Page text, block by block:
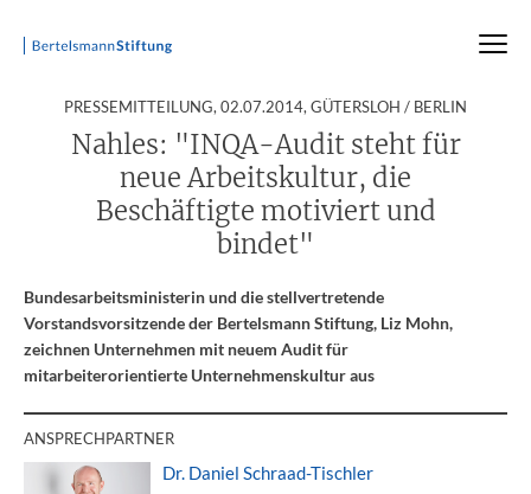
StartseitePressemitteilungen Pressemitteilung
PRESSEMITTEILUNG, 02.07.2014, GÜTERSLOH / BERLIN
Nahles: "INQA-Audit steht für
neue Arbeitskultur, die
Beschäftigte motiviert und
bindet"
Bundesarbeitsministerin und die stellvertretende
Vorstandsvorsitzende der Bertelsmann Stiftung, Liz Mohn,
zeichnen Unternehmen mit neuem Audit für
mitarbeiterorientierte Unternehmenskultur aus
ANSPRECHPARTNER
Dr. Daniel Schraad-Tischler